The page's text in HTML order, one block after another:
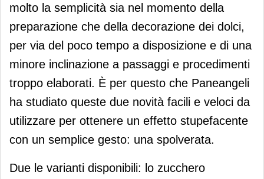
molto la semplicità sia nel momento della
preparazione che della decorazione dei dolci,
per via del poco tempo a disposizione e di una
minore inclinazione a passaggi e procedimenti
troppo elaborati. È per questo che Paneangeli
ha studiato queste due novità facili e veloci da
utilizzare per ottenere un effetto stupefacente
con un semplice gesto: una spolverata.
Due le varianti disponibili: lo zucchero